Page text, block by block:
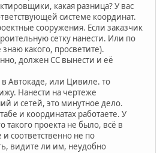
какая разница? У вас
системе координат.
сооружения. Если заказчик
сетку нанести. Или по
какого, просветите).
должен СС вынести и её
в Автокаде, или Цивиле. то
Нанести на чертеже
и сетей, это минутное дело.
и координатах работаете. У
такого проекта не было, всё в
соответственно не по
видите ли им, неудобно